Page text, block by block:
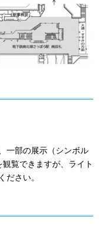
一部の展示（シンボル
覧できますが、ライト
ださい。